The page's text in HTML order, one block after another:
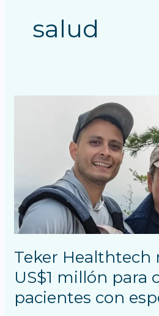
salud
Teker Healthtech
US$1 millón para
pacientes con
conectar
pacientes
con
especialistas